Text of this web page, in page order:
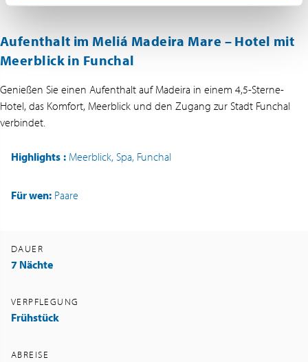
Aufenthalt im Meliá Madeira Mare – Hotel mit
Meerblick in Funchal
Genießen Sie einen Aufenthalt auf Madeira in einem 4,5-Sterne-
Hotel, das Komfort, Meerblick und den Zugang zur Stadt Funchal
verbindet.
Highlights : Meerblick, Spa, Funchal
Für wen: Paare
DAUER
7 Nächte
VERPFLEGUNG
Frühstück
ABREISE